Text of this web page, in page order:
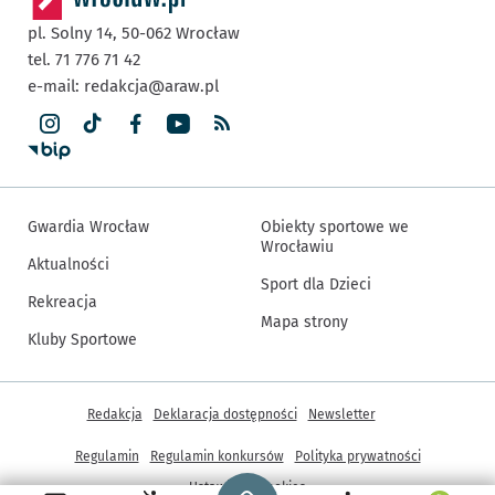
Strona główna - wroclaw.pl
pl. Solny 14, 50-062 Wrocław
tel. 71 776 71 42
e-mail: redakcja@araw.pl
Gwardia Wrocław
Aktualności
Rekreacja
Kluby Sportowe
Obiekty sportowe we
Wrocławiu
Sport dla Dzieci
Mapa strony
Inne informacje
Redakcja Deklaracja dostępności Newsletter
Regulamin Regulamin konkursów
Polityka prywatności
Ustawienia cookies